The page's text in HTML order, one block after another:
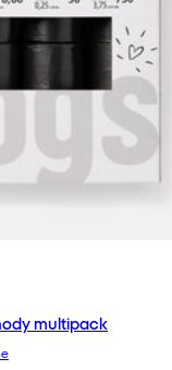
multipack